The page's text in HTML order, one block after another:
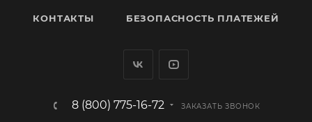
КОНТАКТЫ БЕЗОПАСНОСТЬ ПЛАТЕЖЕЙ
8 (800) 775-16-72 ЗАКАЗАТЬ ЗВОНОК